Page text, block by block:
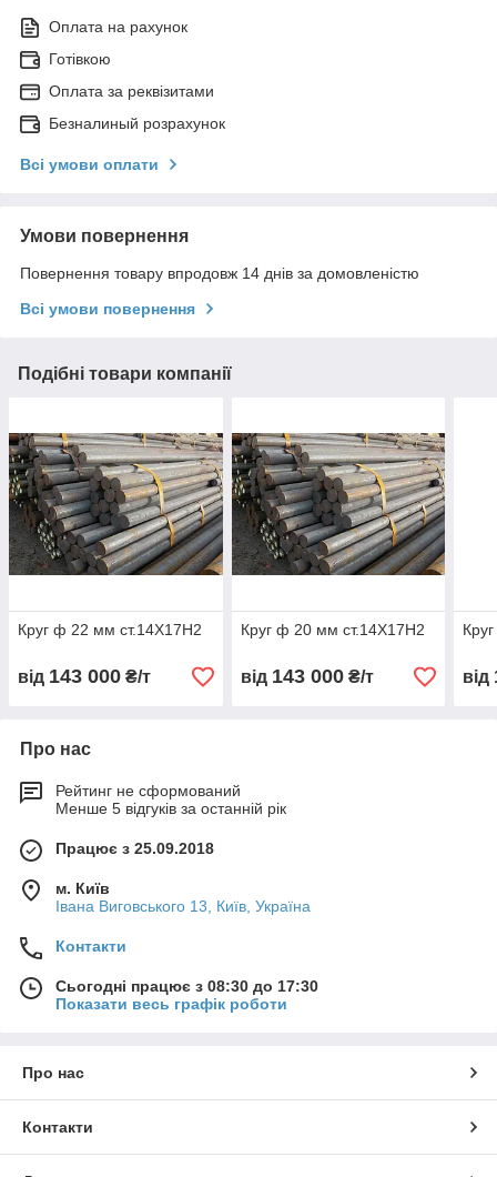
Оплата на рахунок
Готівкою
Оплата за реквізитами
Безналиный розрахунок
Всі умови оплати
Умови повернення
Повернення товару впродовж 14 днів за домовленістю
Всі умови повернення
Подібні товари компанії
Круг ф 22 мм ст.14Х17Н2
від 143 000 ₴/т
Круг ф 20 мм ст.14Х17Н2
від 143 000₴/т від
Про нас
Рейтинг не сформований
Менше 5 відгуків за останній рік
Працює з 25.09.2018
м. Київ
Івана Виговського 13, Київ, Україна
Контакти
Сьогодні працює з 08:30 до 17:30
Показати весь графік роботи
Про нас
Контакти